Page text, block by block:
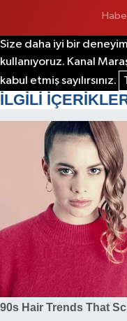
Size daha iyi bir
kullanıyoruz. Kanal
kabul etmiş sayılırsınız.